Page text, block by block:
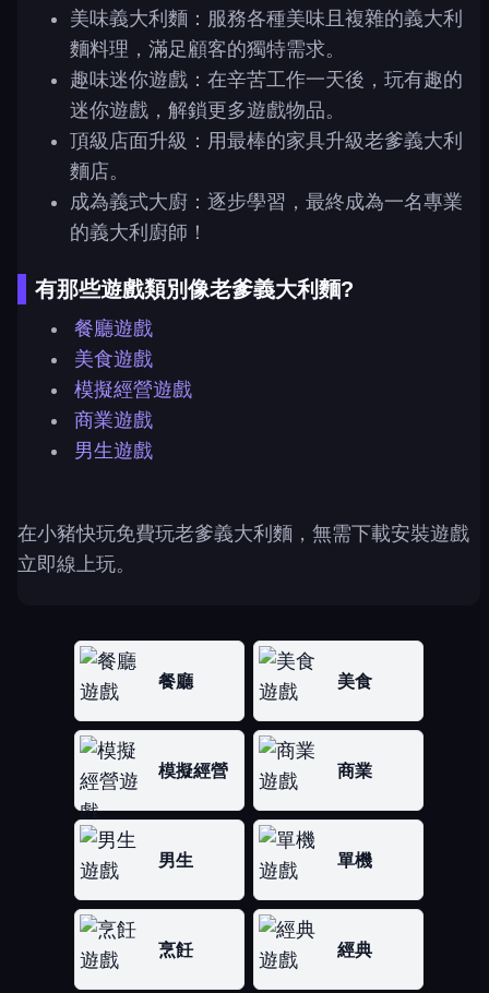
美味義大利麵：服務各種美味且複雜的義大利
麵料理，滿足顧客的獨特需求。
趣味迷你遊戲：在辛苦工作一天後，玩有趣的
迷你遊戲，解鎖更多遊戲物品。
頂級店面升級：用最棒的家具升級老爹義大利
麵店。
成為義式大廚：逐步學習，最終成為一名專業
的義大利廚師！
有那些遊戲類別像老爹義大利麵?
餐廳遊戲
美食遊戲
模擬經營遊戲
商業遊戲
男生遊戲
在小豬快玩免費玩老爹義大利麵，無需下載安裝遊戲
立即線上玩。
餐廳 美食
模擬經營 商業
男生 單機
烹飪 經典